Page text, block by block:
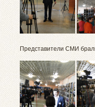
Представители СМИ